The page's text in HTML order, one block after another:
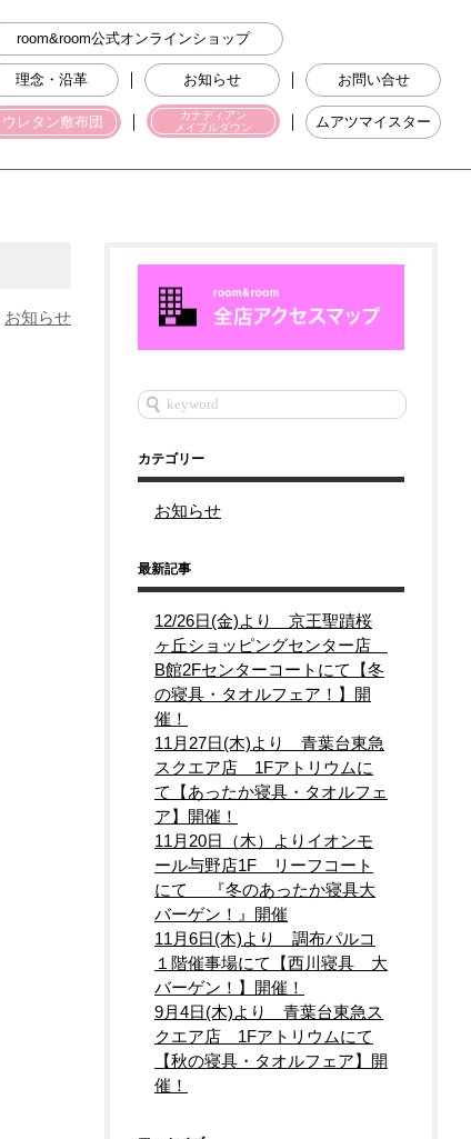
room&room公式オンラインショップ
理念・沿革 ｜ お知らせ ｜ お問い合せ
ウレタン敷布団 ｜
カナディアン
メイプルダウン
｜ ムアツマイスター
お知らせ
カテゴリー
お知らせ
最新記事
12/26日(金)より 京王聖蹟桜
ヶ丘ショッピングセンター店
B館2Fセンターコートにて【冬
の寝具・タオルフェア！】開
催！
11月27日(木)より 青葉台東急
スクエア店 1Fアトリウムに
て【あったか寝具・タオルフェ
ア】開催！
11月20日（木）よりイオンモ
ール与野店1F リーフコート
にて 『冬のあったか寝具大
バーゲン！』開催
11月6日(木)より 調布パルコ
１階催事場にて【西川寝具 大
バーゲン！】開催！
9月4日(木)より 青葉台東急ス
クエア店 1Fアトリウムにて
【秋の寝具・タオルフェア】開
催！